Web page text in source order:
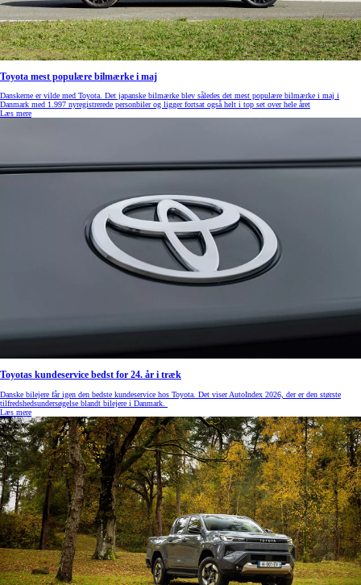
Toyota mest populære bilmærke i maj
Danskerne er vilde med Toyota. Det japanske bilmærke blev således det mest populære bilmærke i maj i
Danmark med 1.997 nyregistrerede personbiler og ligger fortsat også helt i top set over hele året
Læs mere
Toyotas kundeservice bedst for 24. år i træk
Danske bilejere får igen den bedste kundeservice hos Toyota. Det viser AutoIndex 2026, der er den største
tilfredshedsundersøgelse blandt bilejere i Danmark.
Læs mere